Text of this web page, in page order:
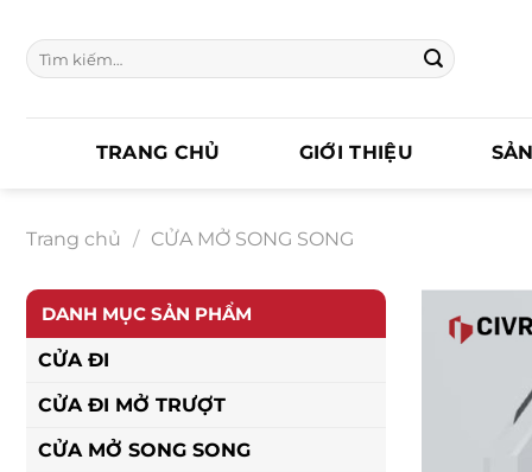
đến
nội
Tìm
kiếm:
TRANG CHỦ GIỚI THIỆU
Trang chủ / CỬA MỞ SONG SONG
DANH MỤC SẢN PHẨM
CỬA ĐI
CỬA ĐI MỞ TRƯỢT
CỬA MỞ SONG SONG